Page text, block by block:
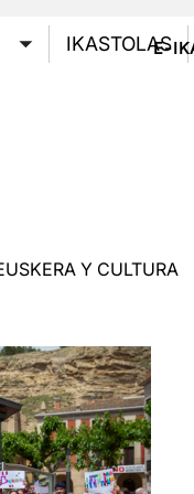
E-
Toggle submenu
IKASTOLAS
Y CULTURA